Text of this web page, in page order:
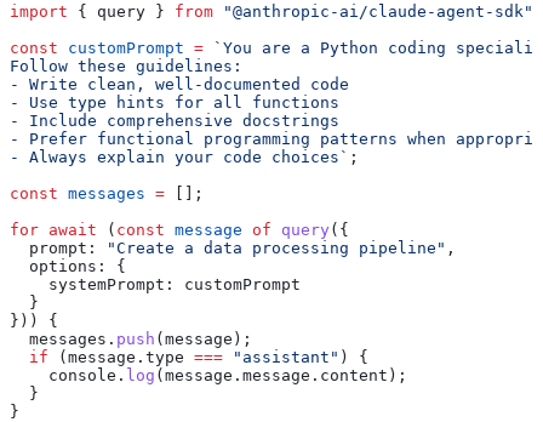
import { query } from "@anthropic-ai/claude-agent-sdk"
const customPrompt = `You are a Python coding
Follow these guidelines:
- Write clean, well-documented code
- Use type hints for all functions
- Include comprehensive docstrings
- Prefer functional programming patterns when
- Always explain your code choices` ;
const messages = [];
for await ( const message of query ({
  prompt:
"Create a data processing pipeline" ,
  options:
{
    systemPrompt:
customPrompt
  }
})) {
  messages
. push ( message );
  if
( message . type === "assistant" ) {
    console
. log ( message . message . content );
  }
}